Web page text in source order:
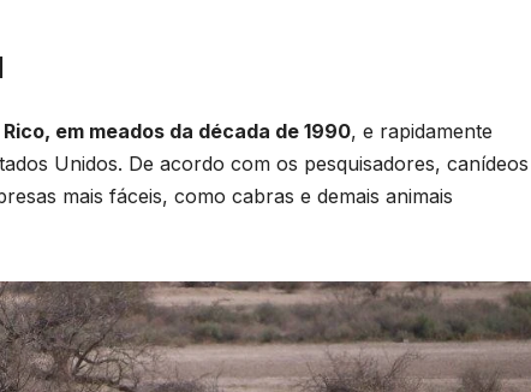
em meados da década de 1990, e rapidamente
Unidos. De acordo com os pesquisadores, canídeos
mais fáceis, como cabras e demais animais